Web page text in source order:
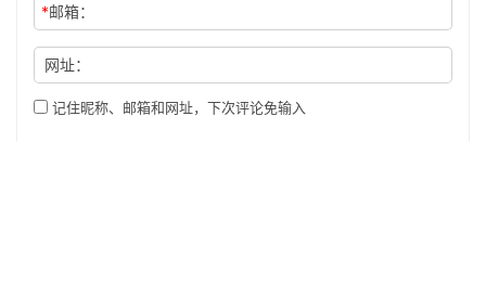
*邮箱：
网址：
记住昵称、邮箱和网址，下次评论免输入